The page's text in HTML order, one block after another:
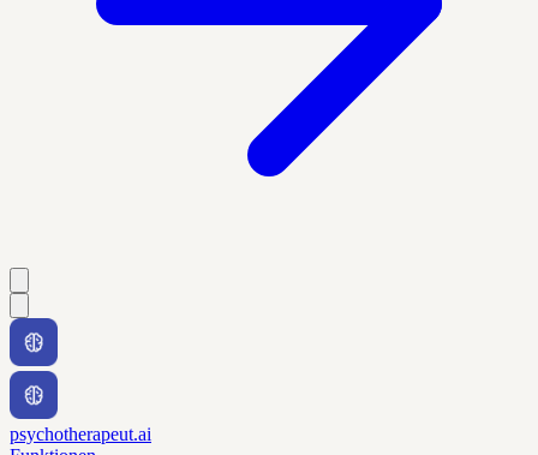
psychotherapeut.ai